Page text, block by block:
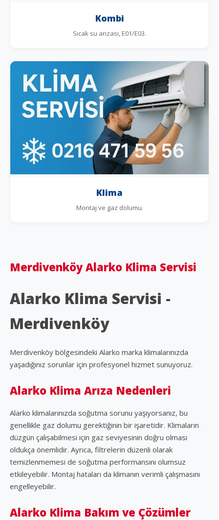
Kombi
Sıcak su arızası, E01/E03.
Klima
Montaj ve gaz dolumu.
Merdivenköy Alarko Klima Servisi
Alarko Klima Servisi -
Merdivenköy
Merdivenköy bölgesindeki Alarko marka klimalarınızda
yaşadığınız sorunlar için profesyonel hizmet sunuyoruz.
Alarko Klima Arıza Nedenleri
Alarko klimalarınızda soğutma sorunu yaşıyorsanız, bu
genellikle gaz dolumu gerektiğinin bir işaretidir. Klimaların
düzgün çalışabilmesi için gaz seviyesinin doğru olması
oldukça önemlidir. Ayrıca, filtrelerin düzenli olarak
temizlenmemesi de soğutma performansını olumsuz
etkileyebilir. Montaj hataları da klimanın verimli çalışmasını
engelleyebilir.
Alarko Klima Bakım ve Çözümler